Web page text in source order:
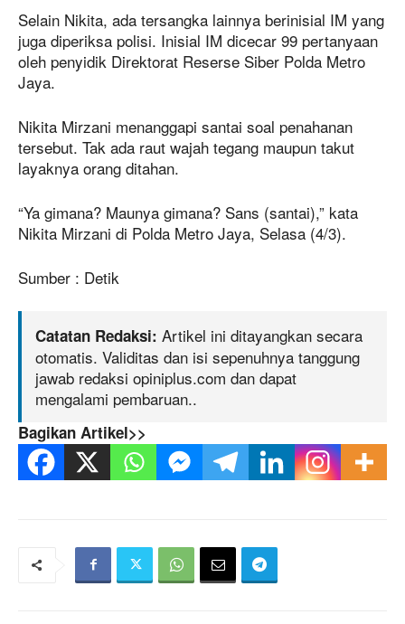
Selain Nikita, ada tersangka lainnya berinisial IM yang
juga diperiksa polisi. Inisial IM dicecar 99 pertanyaan
oleh penyidik Direktorat Reserse Siber Polda Metro
Jaya.
Nikita Mirzani menanggapi santai soal penahanan
tersebut. Tak ada raut wajah tegang maupun takut
layaknya orang ditahan.
“Ya gimana? Maunya gimana? Sans (santai),” kata
Nikita Mirzani di Polda Metro Jaya, Selasa (4/3).
Sumber : Detik
Catatan Redaksi: Artikel ini ditayangkan secara
otomatis. Validitas dan isi sepenuhnya tanggung
jawab redaksi opiniplus.com dan dapat
mengalami pembaruan..
Bagikan Artikel>>